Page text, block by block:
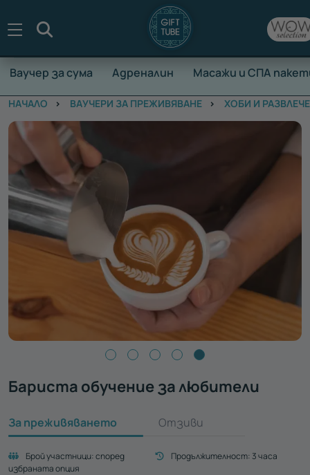
Ваучер за сума Адреналин Масажи и СПА
НАЧАЛО ВАУЧЕРИ ЗА ПРЕЖИВЯВАНЕ ХОБИ И
Бариста обучение за любители
За преживяването Отзиви
Брой участници:според
избраната опция
Продължителност:3 часа